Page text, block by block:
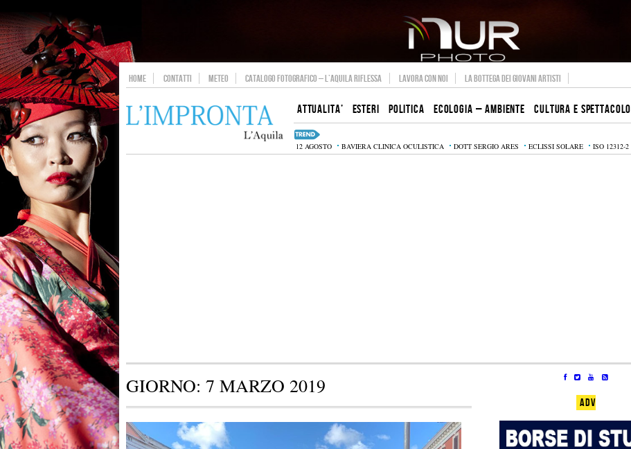
HOME CONTATTI METEO CATALOGO FOTOGRAFICO – L’AQUILA RIFLESSA LAVORA CON NOI LA BOTTEGA DEI GIOVANI ARTISTI
ATTUALITA’ ESTERI POLITICA ECOLOGIA – AMBIENTE CULTURA E SPETTACOLO
12 AGOSTO BAVIERA CLINICA OCULISTICA DOTT SERGIO ARES ECLISSI SOLARE ISO 12312-2
GIORNO: 7 MARZO 2019
ADV